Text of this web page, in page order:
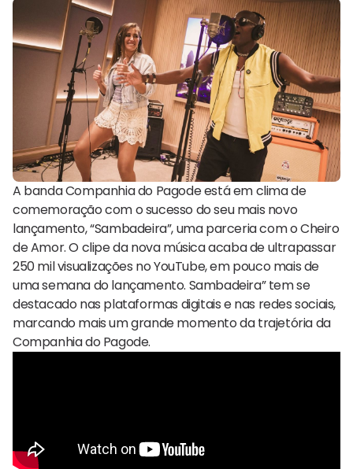
A banda Companhia do Pagode está em clima de
comemoração com o sucesso do seu mais novo
lançamento, “Sambadeira”, uma parceria com o Cheiro
de Amor. O clipe da nova música acaba de ultrapassar
250 mil visualizações no YouTube, em pouco mais de
uma semana do lançamento. Sambadeira” tem se
destacado nas plataformas digitais e nas redes sociais,
marcando mais um grande momento da trajetória da
Companhia do Pagode.